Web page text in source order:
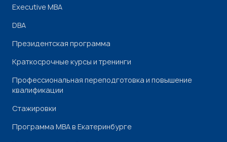
Executive MBA
DBA
Президентская программа
Краткосрочные курсы и тренинги
Профессиональная переподготовка и повышение
квалификации
Стажировки
Программа МВА в Екатеринбурге